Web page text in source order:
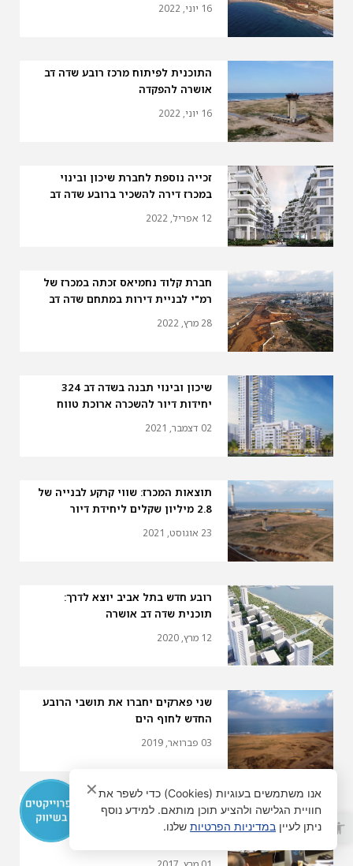
פתח סרגל נגישות
16 יוני, 2022
התוכנית לפיתוח מרכז רובע שדה דב
אושרה להפקדה
16 יוני, 2022
זכייה נוספת לחברת שיכון ובינוי
במכרז דירה להשכיר ברובע שדה דב
12 אפריל, 2022
חברת קלוד נחמיאס זכתה במכרז של
רמ"י לבניית דירות במתחם שדה דב
28 מרץ, 2022
שיכון ובינוי תבנה בשדה דב 324
יחידות דיור להשכרה ארוכת טווח
02 דצמבר, 2021
תוצאות המכרז: שווי קרקע לבנייה של
2.8 מיליון שקלים ליחידת דיור
23 אוגוסט, 2021
רובע חדש בתל אביב יוצא לדרך:
תוכנית שדה דב אושרה
12 מרץ, 2020
שני פארקים יחברו את תושבי הרובע
החדש לחוף הים
03 פברואר, 2019
מיטל להבי: "תמהיל דירות שיאפשר
לאוכלוסיות מוחלשות לגור בצפון
אנו משתמשים בעוגיות (Cookies) כדי לשפר את
חוויית הגלישה ולהציע תוכן מותאם. למידע נוסף
ניתן לעיין במדיניות הפרטיות שלנו.
✕